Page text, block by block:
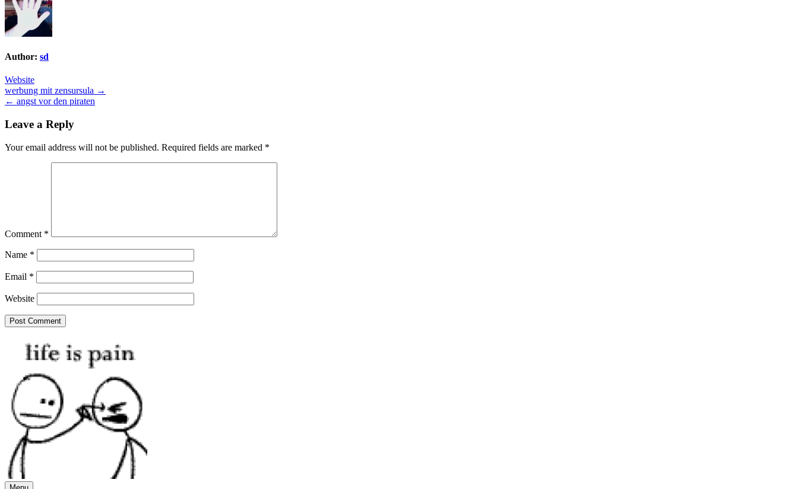
Author: sd
Website
Post
navigation
werbung mit zensursula →
← angst vor den piraten
Leave a Reply
Your email address will not be published. Required fields are marked *
Comment *
Name *
Email *
Website